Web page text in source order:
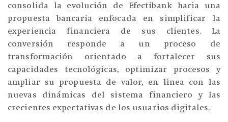
consolida la evolución de Efectibank hacia una
propuesta bancaria enfocada en simplificar la
experiencia financiera de sus clientes. La
conversión responde a un proceso de
transformación orientado a fortalecer sus
capacidades tecnológicas, optimizar procesos y
ampliar su propuesta de valor, en línea con las
nuevas dinámicas del sistema financiero y las
crecientes expectativas de los usuarios digitales.